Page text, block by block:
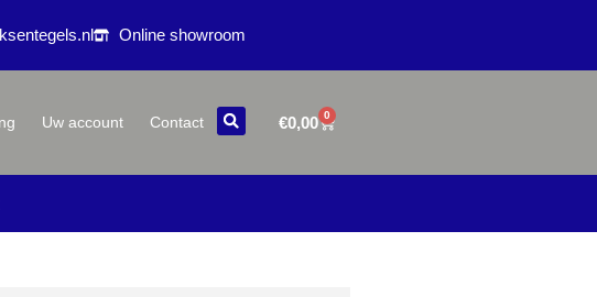
Online showroom
Uw account Contact €0,00 0